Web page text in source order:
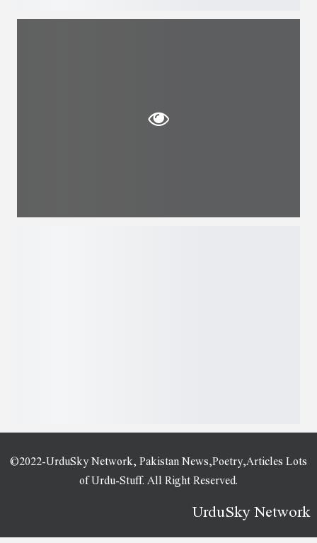
©2022-UrduSky Network, Pakistan News,Poetry,Articles Lots
of Urdu-Stuff. All Right Reserved.
UrduSky Network